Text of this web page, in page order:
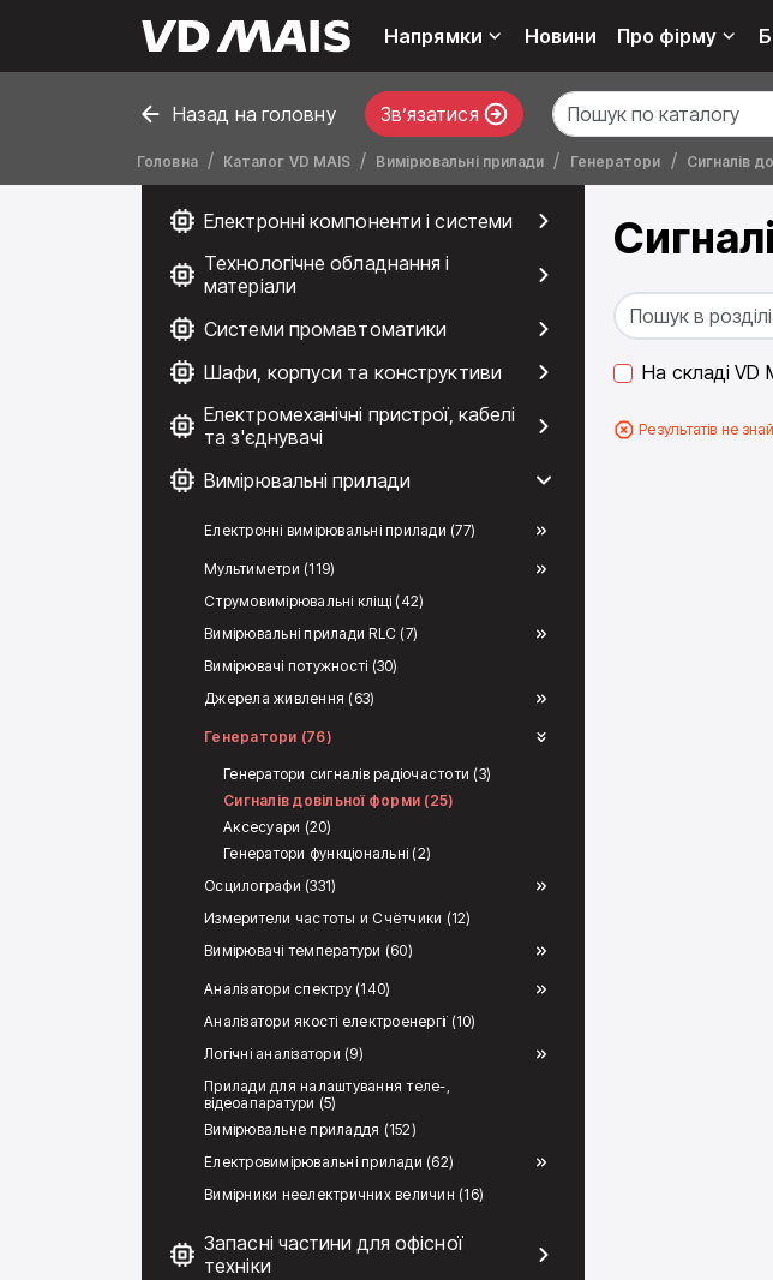
Напрямки Новини Про фірму
Назад на головну Звʼязатися
Головна Каталог VD MAIS Вимірювальні прилади Генератори Сигналів
Електронні компоненти і системи
Технологічне обладнання і
матеріали
Системи промавтоматики
Шафи, корпуси та конструктиви
Електромеханічні пристрої, кабелі
та з'єднувачі
Вимірювальні прилади
Електронні вимірювальні прилади (77)
Мультиметри (119)
Струмовимірювальні кліщі (42)
Вимірювальні прилади RLC (7)
Вимірювачі потужності (30)
Джерела живлення (63)
Генератори (76)
Генератори сигналів радіочастоти (3)
Сигналів довільної форми (25)
Аксесуари (20)
Генератори функціональні (2)
Осцилографи (331)
Измерители частоты и Счётчики (12)
Вимірювачі температури (60)
Аналізатори спектру (140)
Аналізатори якості електроенергії (10)
Логічні аналізатори (9)
Прилади для налаштування теле-,
відеоапаратури (5)
Вимірювальне приладдя (152)
Електровимірювальні прилади (62)
Вимірники неелектричних величин (16)
Запасні частини для офісної
техніки
На складі VD
Результатів не